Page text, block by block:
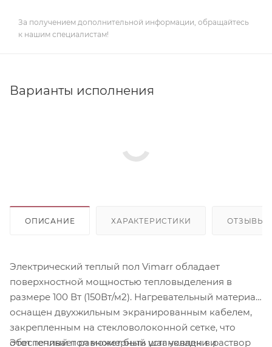
За получением дополнительной информации, обращайтесь
к нашим специалистам!
Варианты исполнения
ОПИСАНИЕ ХАРАКТЕРИСТИКИ ОТЗЫВЫ
Электрический теплый пол Vimarr обладает
поверхностной мощностью тепловыделения в
размере 100 Вт (150Вт/м2). Нагревательный материал
оснащен двухжильным экранированным кабелем,
закрепленным на стекловолоконной сетке, что
обеспечивает равномерный шаг укладки и
Этот теплый пол может быть установлен в раствор